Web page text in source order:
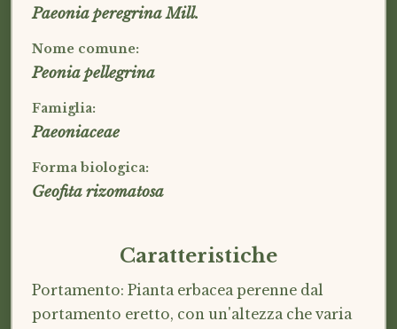
Paeonia peregrina Mill.
Nome comune:
Peonia pellegrina
Famiglia:
Paeoniaceae
Forma biologica:
Geofita rizomatosa
Caratteristiche
Portamento: Pianta erbacea perenne dal
portamento eretto, con un'altezza che varia